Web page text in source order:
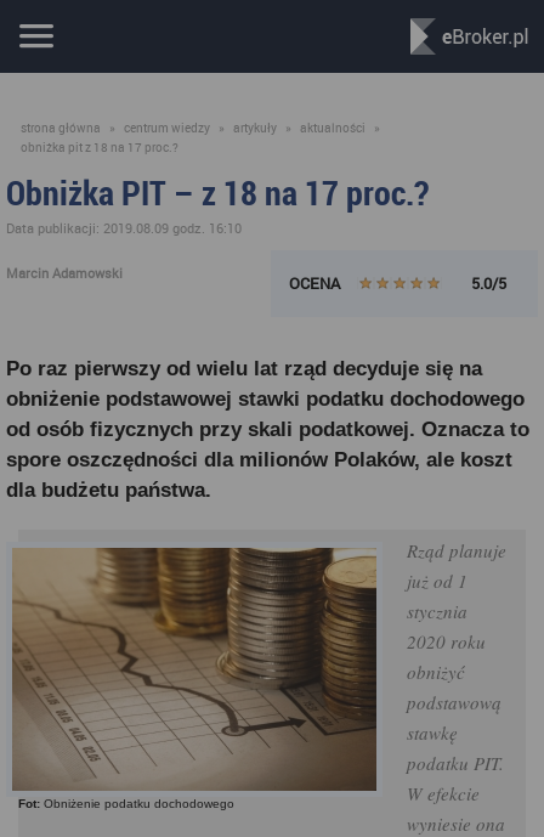
strona główna » centrum wiedzy » artykuły » aktualności
»
obniżka pit z 18 na 17 proc.?
Obniżka PIT – z 18 na 17 proc.?
Data publikacji: 2019.08.09 godz. 16:10
Marcin Adamowski OCENA 5.0/5
Po raz pierwszy od wielu lat rząd decyduje się na
obniżenie podstawowej stawki podatku dochodowego
od osób fizycznych przy skali podatkowej. Oznacza to
spore oszczędności dla milionów Polaków, ale koszt
dla budżetu państwa.
Fot: Obniżenie podatku dochodowego
Rząd planuje
już od 1
stycznia
2020 roku
obniżyć
podstawową
stawkę
podatku PIT.
W efekcie
wyniesie ona